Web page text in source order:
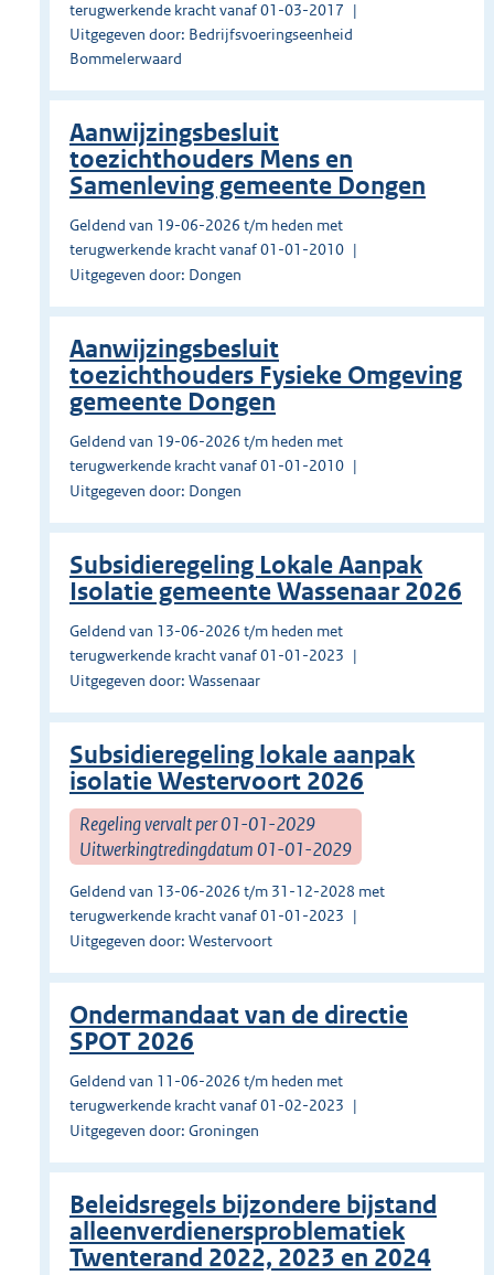
terugwerkende kracht vanaf 01-03-2017
Uitgegeven door: Bedrijfsvoeringseenheid
Bommelerwaard
Aanwijzingsbesluit
toezichthouders Mens en
Samenleving gemeente Dongen
Geldend van 19-06-2026 t/m heden met
terugwerkende kracht vanaf 01-01-2010
Uitgegeven door: Dongen
Aanwijzingsbesluit
toezichthouders Fysieke Omgeving
gemeente Dongen
Geldend van 19-06-2026 t/m heden met
terugwerkende kracht vanaf 01-01-2010
Uitgegeven door: Dongen
Subsidieregeling Lokale Aanpak
Isolatie gemeente Wassenaar 2026
Geldend van 13-06-2026 t/m heden met
terugwerkende kracht vanaf 01-01-2023
Uitgegeven door: Wassenaar
Subsidieregeling lokale aanpak
isolatie Westervoort 2026
Regeling vervalt per 01-01-2029
Uitwerkingtredingdatum 01-01-2029
Geldend van 13-06-2026 t/m 31-12-2028 met
terugwerkende kracht vanaf 01-01-2023
Uitgegeven door: Westervoort
Ondermandaat van de directie
SPOT 2026
Geldend van 11-06-2026 t/m heden met
terugwerkende kracht vanaf 01-02-2023
Uitgegeven door: Groningen
Beleidsregels bijzondere bijstand
alleenverdienersproblematiek
Twenterand 2022, 2023 en 2024